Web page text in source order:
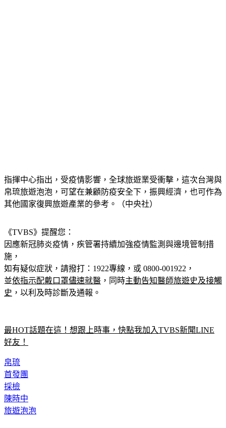
指揮中心指出，受疫情影響，全球旅遊業受衝擊，這次台灣與
帛琉旅遊泡泡，可望在兼顧防疫安全下，振興經濟，也可作為
其他國家復興旅遊產業的參考。（中央社）
《TVBS》提醒您：
因應新冠肺炎疫情，疾管署持續加強疫情監測與邊境管制措
施，
如有疑似症狀，請撥打：1922專線，或 0800-001922，
並依指示配戴口罩儘速就醫 ，同時主動告知醫師旅遊史及接觸
史 ，以利及時診斷及通報。
最HOT話題在這！想跟上時事，快點我加入TVBS新聞LINE
好友！
帛琉
首發團
採檢
陳時中
旅遊泡泡